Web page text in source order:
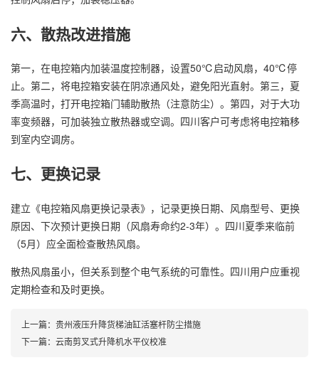
六、散热改进措施
第一，在电控箱内加装温度控制器，设置50℃启动风扇，40℃停
止。第二，将电控箱安装在阴凉通风处，避免阳光直射。第三，夏
季高温时，打开电控箱门辅助散热（注意防尘）。第四，对于大功
率变频器，可加装独立散热器或空调。四川客户可考虑将电控箱移
到室内空调房。
七、更换记录
建立《电控箱风扇更换记录表》，记录更换日期、风扇型号、更换
原因、下次预计更换日期（风扇寿命约2-3年）。四川夏季来临前
（5月）应全面检查散热风扇。
散热风扇虽小，但关系到整个电气系统的可靠性。四川用户应重视
定期检查和及时更换。
上一篇： 贵州液压升降货梯油缸活塞杆防尘措施
下一篇： 云南剪叉式升降机水平仪校准